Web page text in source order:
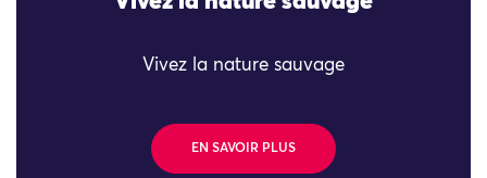
Vivez la nature sauvage
EN SAVOIR PLUS